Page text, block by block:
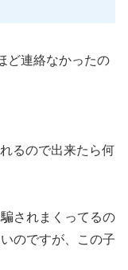
ど連絡なかったの
るので出来たら何
されまくってるの
のですが、この子